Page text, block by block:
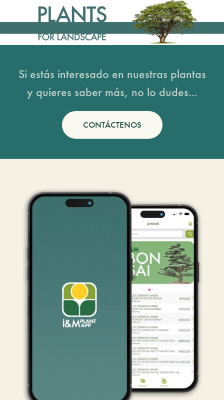
Si estás interesado en nuestras plantas
y quieres saber más, no lo dudes...
CONTÁCTENOS